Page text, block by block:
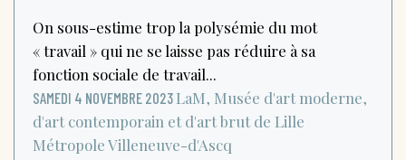
On sous-estime trop la polysémie du mot
« travail » qui ne se laisse pas réduire à sa
fonction sociale de travail...
SAMEDI 4 NOVEMBRE 2023 LaM, Musée d'art moderne,
d'art contemporain et d'art brut de Lille
MétropoleVilleneuve-d'Ascq